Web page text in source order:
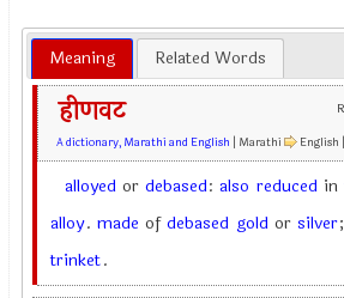
Meaning Related Words
हीणवट
A dictionary, Marathi and English | Marathi English |
alloyed or debased: also reduced in
alloy. made ofdebased gold or silver
trinket.